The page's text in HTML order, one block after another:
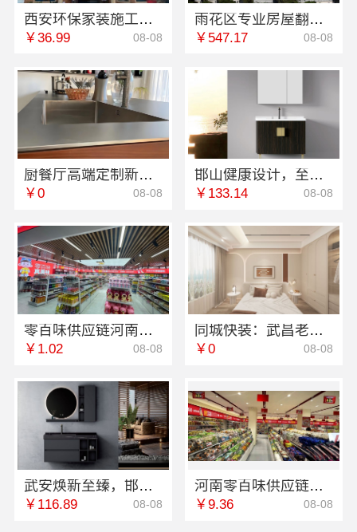
西安环保家装施工公寓自有施工队-居安天成
￥36.99 08-08
雨花区专业房屋翻新透明化施工，创益讯建筑安心改造
￥547.17 08-08
厨餐厅高端定制新中式多少钱-江苏东钢金属家居有限公司
￥0 08-08
邯山健康设计，至臻全宅新材料守护绿色家园
￥133.14 08-08
零百味供应链河南本地低成本量贩零食全域盈利
￥1.02 08-08
同城快装：武昌老房北欧风装修靠谱省心
￥0 08-08
武安焕新至臻，邯郸至臻全宅新材料有限公司开启零醛生活
￥116.89 08-08
河南零百味供应链有限公司整店输出量贩零食
￥9.36 08-08